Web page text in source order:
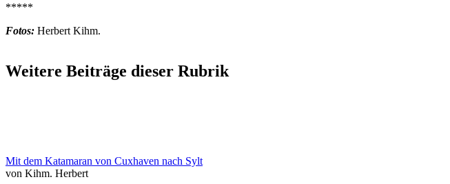
*****
Fotos: Herbert Kihm.
Weitere Beiträge dieser Rubrik
Mit dem Katamaran von Cuxhaven nach Sylt
von Kihm. Herbert